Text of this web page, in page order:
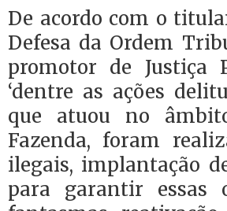
De acordo com o
Defesa da Ordem
promotor de Justiça
‘dentre as ações
que atuou no
Fazenda, foram
ilegais, implantação
para garantir essas